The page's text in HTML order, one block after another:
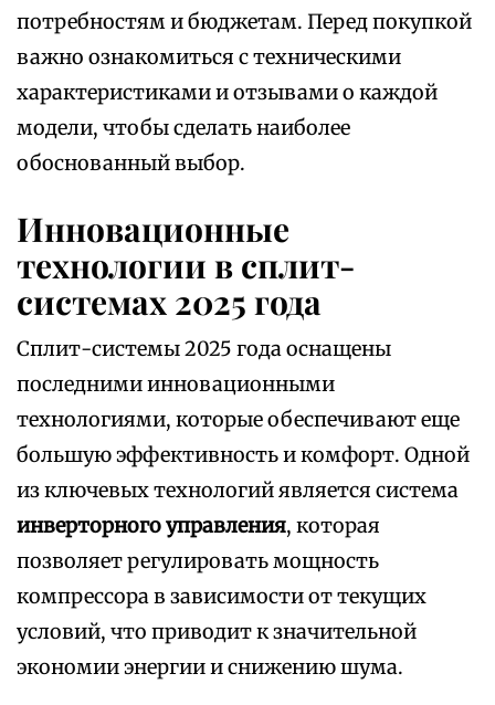
потребностям и бюджетам. Перед покупкой
важно ознакомиться с техническими
характеристиками и отзывами о каждой
модели, чтобы сделать наиболее
обоснованный выбор.
Инновационные
технологии в сплит-
системах 2025 года
Сплит-системы 2025 года оснащены
последними инновационными
технологиями, которые обеспечивают еще
большую эффективность и комфорт. Одной
из ключевых технологий является система
инверторного управления, которая
позволяет регулировать мощность
компрессора в зависимости от текущих
условий, что приводит к значительной
экономии энергии и снижению шума.